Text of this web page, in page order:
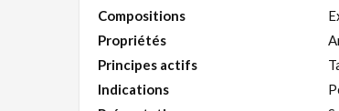
Compositions
Propriétés
Principes actifs
Indications